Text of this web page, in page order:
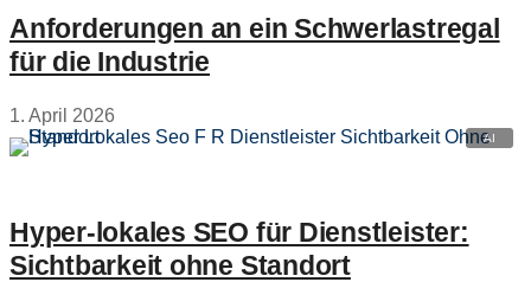
Anforderungen an ein Schwerlastregal
für die Industrie
1. April 2026
Hyper‑lokales SEO für Dienstleister:
Sichtbarkeit ohne Standort